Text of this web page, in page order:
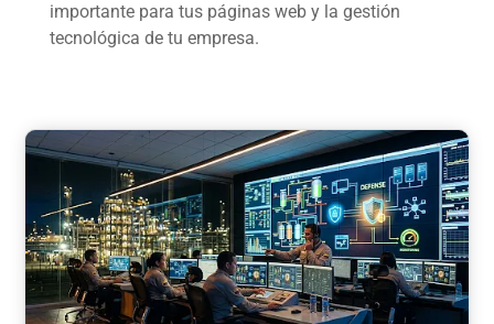
importante para tus páginas web y la gestión
tecnológica de tu empresa.